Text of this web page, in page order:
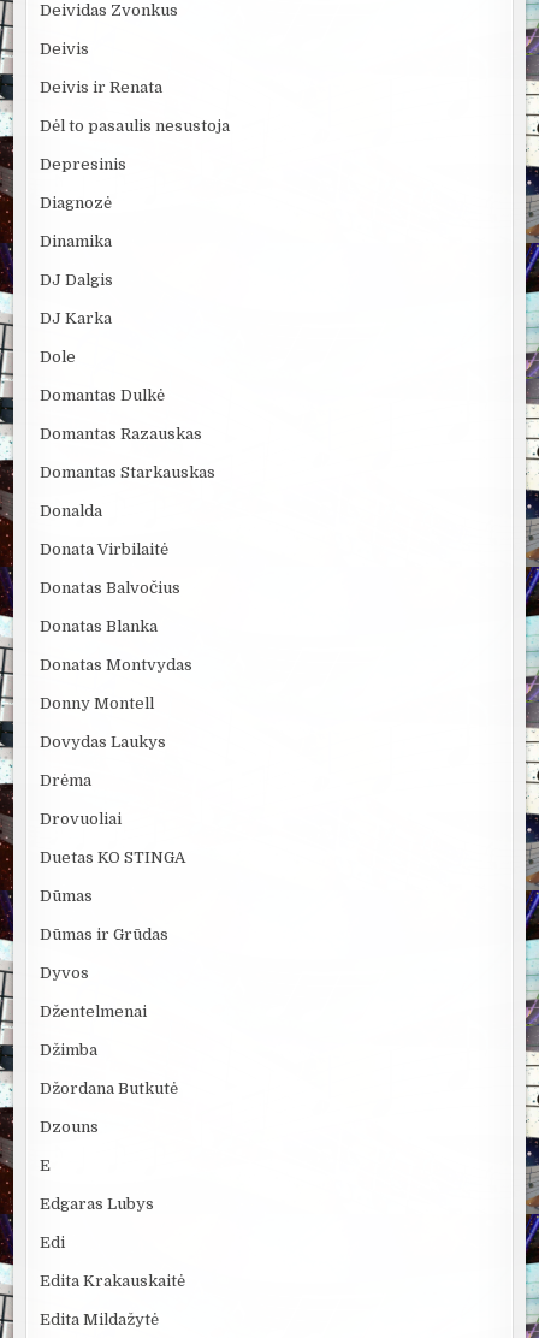
Deividas Zvonkus
Deivis
Deivis ir Renata
Dėl to pasaulis nesustoja
Depresinis
Diagnozė
Dinamika
DJ Dalgis
DJ Karka
Dole
Domantas Dulkė
Domantas Razauskas
Domantas Starkauskas
Donalda
Donata Virbilaitė
Donatas Balvočius
Donatas Blanka
Donatas Montvydas
Donny Montell
Dovydas Laukys
Drėma
Drovuoliai
Duetas KO STINGA
Dūmas
Dūmas ir Grūdas
Dyvos
Džentelmenai
Džimba
Džordana Butkutė
Dzouns
E
Edgaras Lubys
Edi
Edita Krakauskaitė
Edita Mildažytė